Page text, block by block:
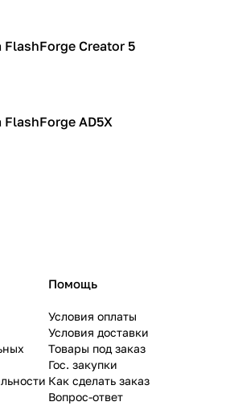
Creator 5
AD5X
Помощь
Условия оплаты
Условия доставки
Товары под заказ
Гос. закупки
Как сделать заказ
Вопрос-ответ